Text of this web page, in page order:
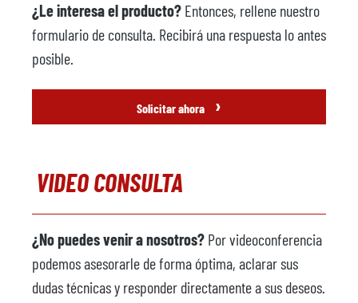
¿Le interesa el producto? Entonces, rellene nuestro
formulario de consulta. Recibirá una respuesta lo antes
posible.
Solicitar ahora ›
VIDEO CONSULTA
¿No puedes venir a nosotros? Por videoconferencia
podemos asesorarle de forma óptima, aclarar sus
dudas técnicas y responder directamente a sus deseos.